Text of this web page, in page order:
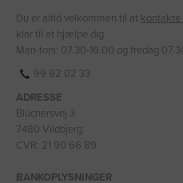
Du er altid velkommen til at kontakte
klar til at hjælpe dig.
Man-tors: 07.30-16.00 og fredag
99 92 02 33
ADRESSE
Blüchersvej 3
7480 Vildbjerg
CVR: 21 90 66 89
BANKOPLYSNINGER